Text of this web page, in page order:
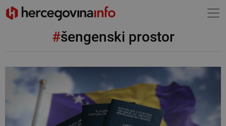
#šengenski prostor